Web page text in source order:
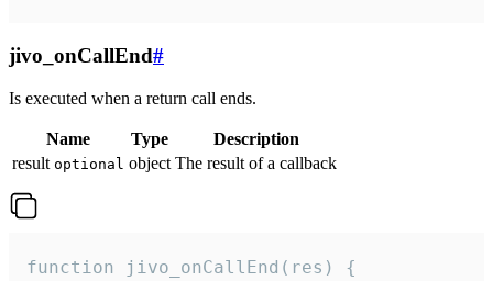
jivo_onCallEnd#
Is executed when a return call ends.
Name Type
Description
result optional object The result of a callback
function jivo_onCallEnd(res) {